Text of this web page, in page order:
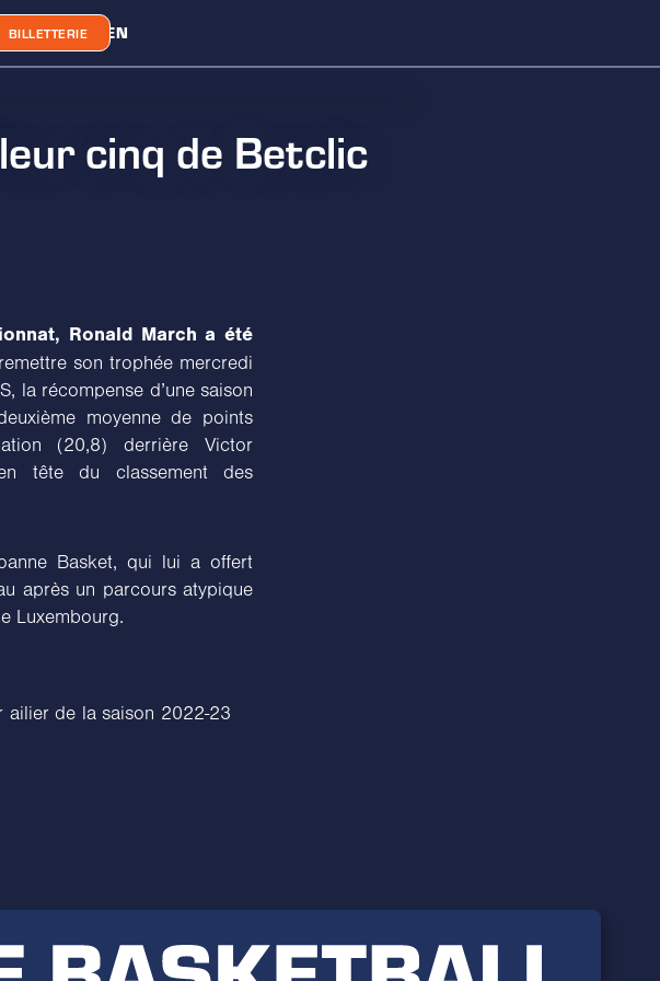
CHORA' LIEN
BILLETTERIE
cinq de Betclic
Ronald March a été
son trophée mercredi
la récompense d’une saison
moyenne de points
(20,8) derrière Victor
tête du classement des
Basket, qui lui a offert
après un parcours atypique
Luxembourg.
ailier de la saison 2022-23